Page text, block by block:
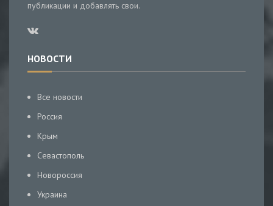
публикации и добавлять свои.
НОВОСТИ
Все новости
Россия
Крым
Севастополь
Новороссия
Украина